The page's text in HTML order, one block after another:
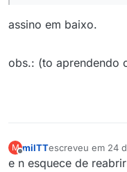
assino em baixo.
obs.: (to aprendendo
M milTTescreveu em 24
última edição por
e n esquece de